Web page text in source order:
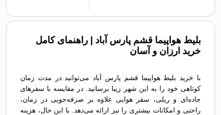
بلیط هواپیما قشم پارس آباد | راهنمای کامل
خرید ارزان و آسان
با خرید بلیط هواپیما قشم پارس آباد می‌توانید در مدت زمان
کوتاهی خود را به این شهر زیبا برسانید. در مقایسه با سفرهای
جاده‌ای و ریلی، سفر هوایی علاوه بر صرفه‌جویی در زمان،
راحتی و امکانات بیشتری را نیز ارائه می‌دهد. با این حال، هزینه